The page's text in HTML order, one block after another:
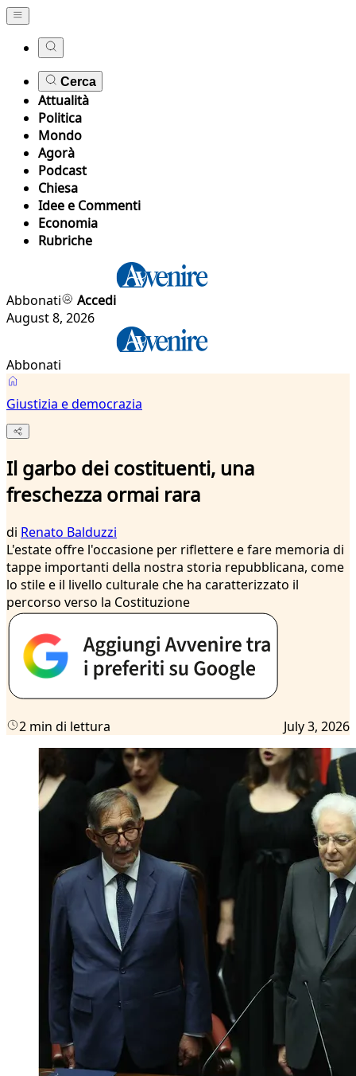
Cerca
Attualità
Politica
Mondo
Agorà
Podcast
Chiesa
Idee e Commenti
Economia
Rubriche
Abbonati
Accedi
August 8, 2026
Abbonati
Giustizia e democrazia
Il garbo dei costituenti, una
freschezza ormai rara
di Renato Balduzzi
L'estate offre l'occasione per riflettere e fare memoria di
tappe importanti della nostra storia repubblicana, come
lo stile e il livello culturale che ha caratterizzato il
percorso verso la Costituzione
2 min di lettura July 3, 2026